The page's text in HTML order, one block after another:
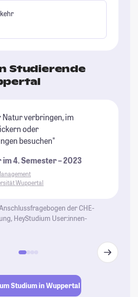
Studierende
Natur verbringen, im
oder
besuchen"
4. Semester – 2023
Wuppertal
der CHE-
HeyStudium User:innen-
Studium in Wuppertal